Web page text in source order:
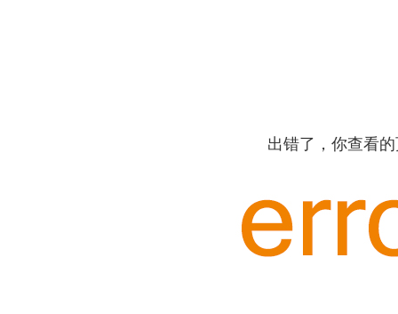
出错了，你查看